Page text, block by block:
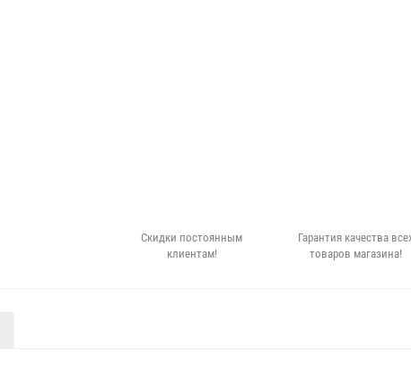
Скидки постоянным
клиентам!
Гарантия качества
товаров магазина!